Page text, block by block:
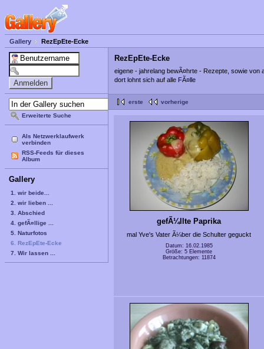
Gallery RezEpEte-Ecke
Erweiterte Suche
Als Netzwerklaufwerk
verbinden
RSS-Feeds für dieses
Album
Gallery
1. wir beide...
2. wir lieben ...
3. Abschied
4. gefÃ¤llige ...
5. Naturfotos
6. RezEpEte-Ecke
7. Wir lassen ...
RezEpEte-Ecke
eigene - jahrelang bewÃ¤hrte - Rezepte, sowie von
dort lohnt sich auf alle FÃ¤lle
erste vorherige
gefÃ¼llte Paprika
mal Yve's Vater Ã¼ber die Schulter geguckt
Datum: 16.02.1985
Größe: 5 Elemente
Betrachtungen: 11874